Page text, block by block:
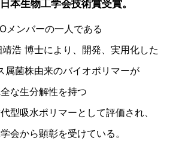
本生物工学会技術賞受賞。
メンバーの一人である
浩 博士により、開発、実用化した
属菌株由来のバイオポリマーが
な生分解性を持つ
型吸水ポリマーとして評価され、
会から顕彰を受けている。